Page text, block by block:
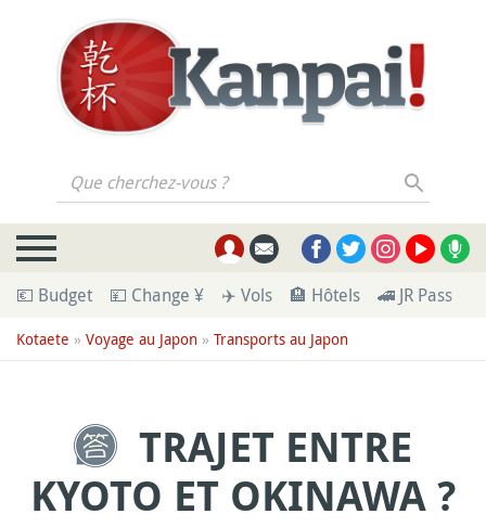
Que cherchez-vous ?
💶 Budget 💴 Change ¥ ✈️ Vols 🏨 Hôtels 🚄 JR Pass
Kotaete » Voyage au Japon » Transports au Japon
TRAJET ENTRE
KYOTO ET OKINAWA ?